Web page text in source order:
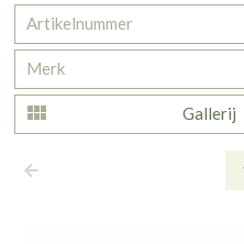
Artikelnummer
Merk
Gallerij